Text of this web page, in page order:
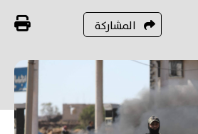
المشاركة